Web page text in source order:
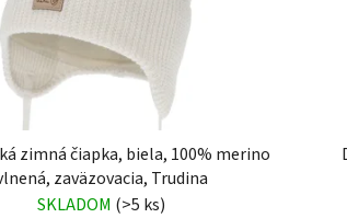
zimná čiapka, biela, 100% merino
zaväzovacia, Trudina
SKLADOM (>5 ks)